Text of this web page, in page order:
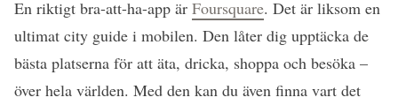
En riktigt bra-att-ha-app är Foursquare. Det är liksom en
ultimat city guide i mobilen. Den låter dig upptäcka de
bästa platserna för att äta, dricka, shoppa och besöka –
över hela världen. Med den kan du även finna vart det